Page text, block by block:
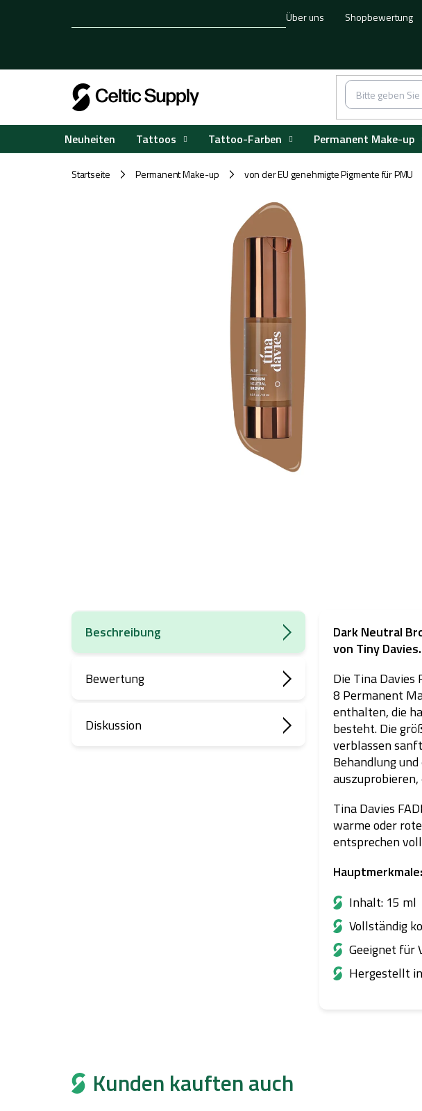
Über uns Shopbewertung
Neuheiten Tattoos Tattoo-Farben Permanent Make-up
Startseite / Permanent Make-up / von der EU genehmigte Pigmente für PMU
Beschreibung
Bewertung
Diskussion
Dark Neutral
von Tiny Davies.
Die Tina Davies
8 Permanent
enthalten, die
besteht. Die
verblassen
Behandlung
Tina Davies
warme oder
entsprechen
Hauptmerkmale:
Inhalt: 15 ml
Vollständig
Geeignet für
Hergestellt
Kunden kauften auch